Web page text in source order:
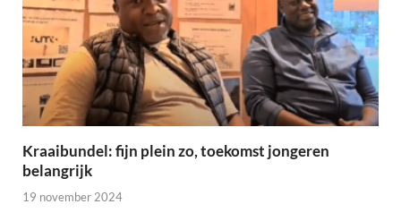
Kraaibundel: fijn plein zo, toekomst jongeren
belangrijk
19 november 2024